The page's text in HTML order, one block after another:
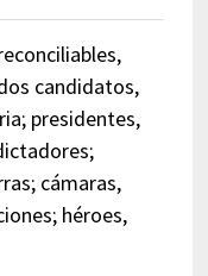
candidatos,
presidentes,
cámaras,
héroes,